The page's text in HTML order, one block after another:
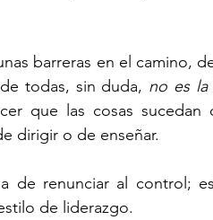
barreras en el camino,
todas, sin duda, no es la
que las cosas
dirigir o de enseñar.
de renunciar al control;
de liderazgo.